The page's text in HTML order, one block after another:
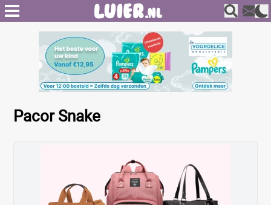
Pacor Snake